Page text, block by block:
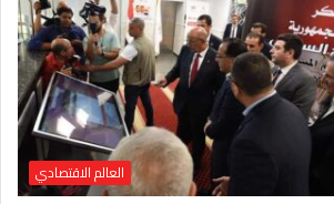
العالم الاقتصادي